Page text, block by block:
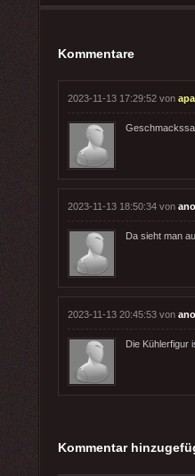
Kommentare
2023-11-13 17:29:52 von
2023-11-13 18:50:34 von
Da sieht man
2023-11-13 20:45:53 von
Die Kühlerfigur
Kommentar